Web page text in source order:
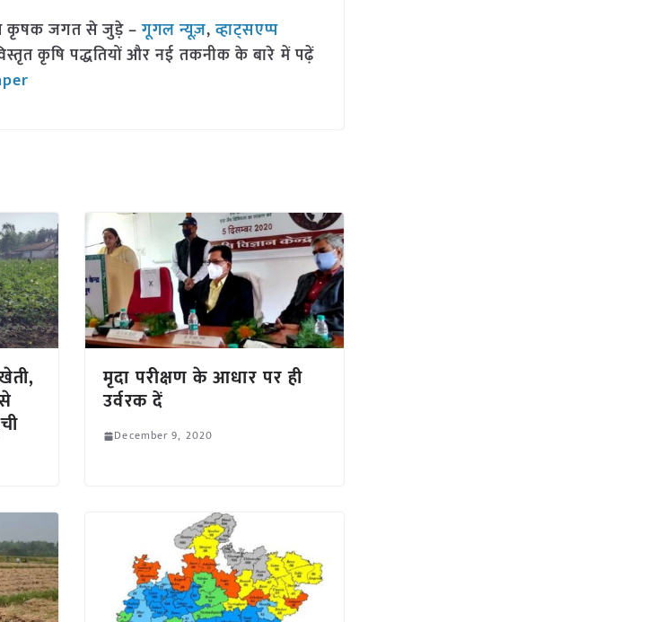
कृषक जगत से जुड़े –गूगल न्यूज़,व्हाट्सएप्प
कृषि पद्धतियों और नई तकनीक के बारे में पढ़ें
मृदा परीक्षण के आधार पर ही
उर्वरक दें
December 9, 2020